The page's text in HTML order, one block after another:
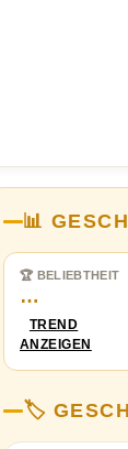
📊
🏆 BELIEBTHEIT
…
TREND
ANZEIGEN
🏷️